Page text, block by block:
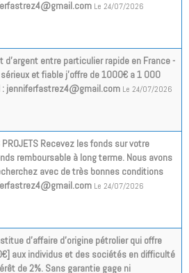
Le 24/07/2026
d'argent entre particulier rapide en France -
et fiable j'offre de 1000€ a 1 000
jenniferfastrez4@gmail.com Le 24/07/2026
PROJETS Recevez les fonds sur votre
remboursable à long terme. Nous avons
avec de très bonnes conditions
Le 24/07/2026
d’affaire d’origine pétrolier qui offre
aux individus et des sociétés en difficulté
de 2%. Sans garantie gage ni